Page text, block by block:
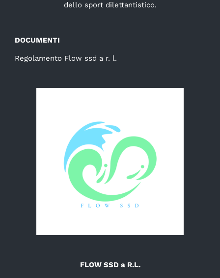
dello sport dilettantistico.
DOCUMENTI
Regolamento Flow ssd a r. l.
FLOW SSD a R.L.